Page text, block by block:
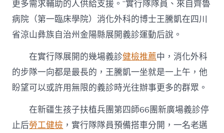
村
落〉
中
更多需求輔助的人供給支援。”實行隊隊員、來自齊魯
病院（第一臨床學院）消化外科的博士王騰凱在四川
省涼山彝族自治州金陽縣展開義診運動后說。
在實行隊展開的幾場義診健檢推薦中，消化外科
的步隊一向都是最長的，王騰凱一坐就是一上午，他
盼望可以或許用無限的義診時光往辦事更多的群眾。
在新疆生孩子扶植兵團第四師66團新廣場義診停
止后勞工健檢 ，實行隊隊員預備搭車分開，一名老邁